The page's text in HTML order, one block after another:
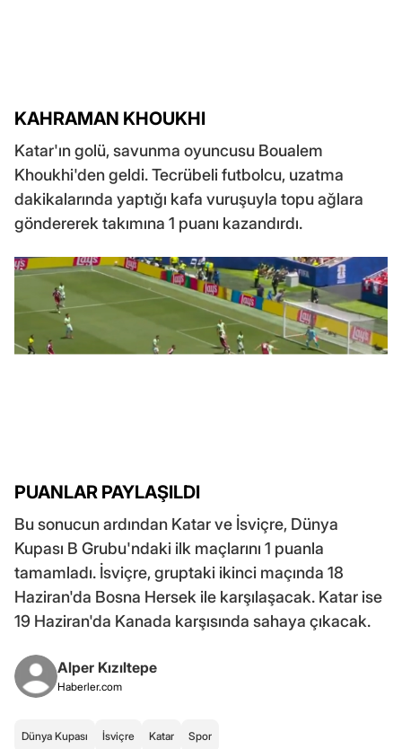
KAHRAMAN KHOUKHI
Katar'ın golü, savunma oyuncusu Boualem
Khoukhi'den geldi. Tecrübeli futbolcu, uzatma
dakikalarında yaptığı kafa vuruşuyla topu ağlara
göndererek takımına 1 puanı kazandırdı.
PUANLAR PAYLAŞILDI
Bu sonucun ardından Katar ve İsviçre, Dünya
Kupası B Grubu'ndaki ilk maçlarını 1 puanla
tamamladı. İsviçre, gruptaki ikinci maçında 18
Haziran'da Bosna Hersek ile karşılaşacak. Katar ise
19 Haziran'da Kanada karşısında sahaya çıkacak.
Alper Kızıltepe
Haberler.com
Dünya Kupası İsviçre Katar Spor